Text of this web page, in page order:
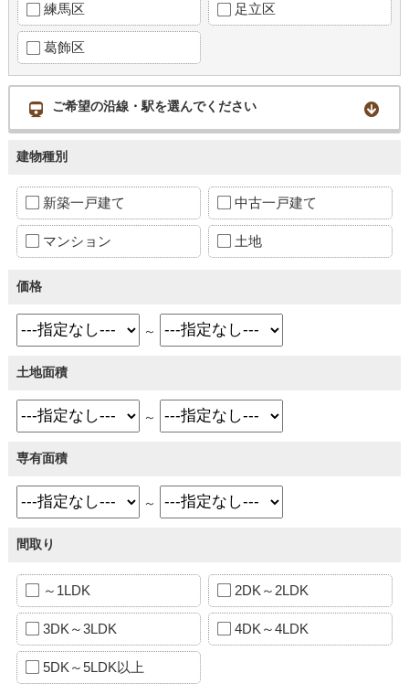
練馬区 足立区
葛飾区
ご希望の沿線・駅を選んでください
建物種別
新築一戸建て 中古一戸建て
マンション 土地
価格
～
土地面積
～
専有面積
～
間取り
～1LDK 2DK～2LDK
3DK～3LDK 4DK～4LDK
5DK～5LDK以上